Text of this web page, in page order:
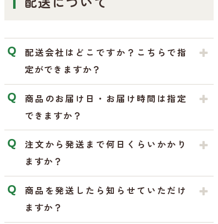
配送会社はどこですか？こちらで指
定ができますか？
商品のお届け日・お届け時間は指定
できますか？
注文から発送まで何日くらいかかり
ますか？
商品を発送したら知らせていただけ
ますか？